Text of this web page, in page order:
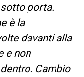
porta.
è la
davanti alla
e non
Cambio